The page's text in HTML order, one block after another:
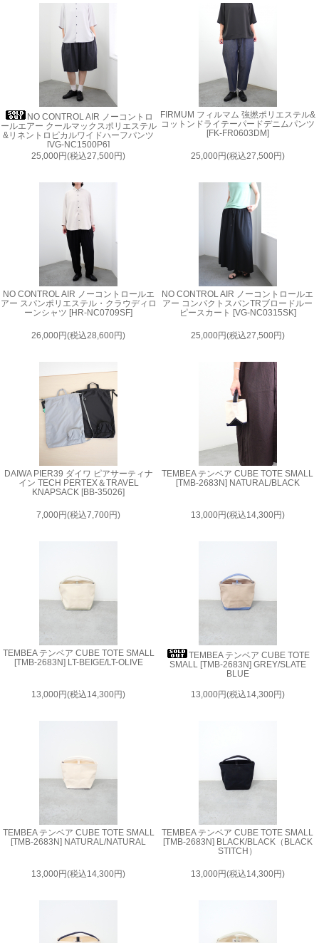
NO CONTROL AIR ノーコントロ
ールエアー クールマックスポリエステル
&リネントロピカルワイドハーフパンツ
[VG-NC1500P6]
25,000円(税込27,500円)
FIRMUM フィルマム 強撚ポリエステル&
コットンドライテーパードデニムパンツ
[FK-FR0603DM]
25,000円(税込27,500円)
NO CONTROL AIR ノーコントロールエ
アー スパンポリエステル・クラウディロ
ーンシャツ [HR-NC0709SF]
26,000円(税込28,600円)
NO CONTROL AIR ノーコントロールエ
アー コンパクトスパンTRブロードルー
ピースカート [VG-NC0315SK]
25,000円(税込27,500円)
DAIWA PIER39 ダイワ ピアサーティナ
イン TECH PERTEX＆TRAVEL
KNAPSACK [BB-35026]
7,000円(税込7,700円)
TEMBEA テンベア CUBE TOTE SMALL
[TMB-2683N] NATURAL/BLACK
13,000円(税込14,300円)
TEMBEA テンベア CUBE TOTE SMALL
[TMB-2683N] LT-BEIGE/LT-OLIVE
13,000円(税込14,300円)
TEMBEA テンベア CUBE TOTE
SMALL [TMB-2683N] GREY/SLATE
BLUE
13,000円(税込14,300円)
TEMBEA テンベア CUBE TOTE SMALL
[TMB-2683N] NATURAL/NATURAL
13,000円(税込14,300円)
TEMBEA テンベア CUBE TOTE SMALL
[TMB-2683N] BLACK/BLACK（BLACK
STITCH）
13,000円(税込14,300円)